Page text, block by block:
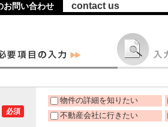
お問い合わせ contact us
必須
物件の詳細を知りたい
不動産会社に行きたい